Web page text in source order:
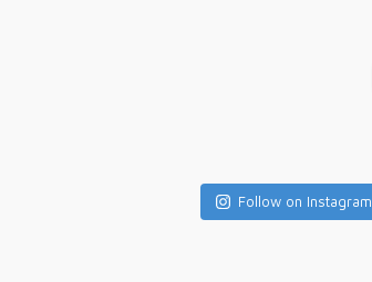
Follow on Instagram